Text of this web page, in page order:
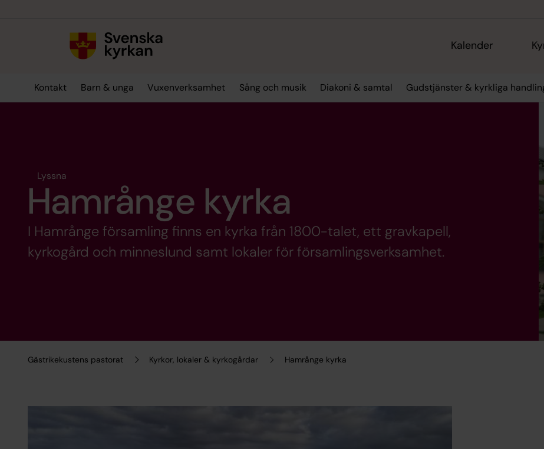
Kalender
Kontakt Barn & unga Vuxenverksamhet Sång och musik Diakoni & samtal Gudstjänster & kyrkliga
Gästrikekustens pastorat Kyrkor, lokaler & kyrkogårdar Hamrånge kyrka
Lyssna
Hamrånge kyrka
I Hamrånge församling finns en kyrka från 1800-talet, ett gravkapell,
kyrkogård och minneslund samt lokaler för församlingsverksamhet.